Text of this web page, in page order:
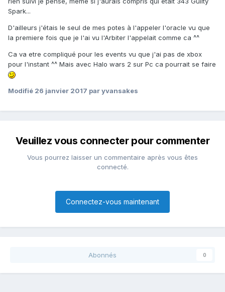
Spark...
D'ailleurs j'étais le seul de mes potes à l'appeler l'oracle vu que
la premiere fois que je l'ai vu l'Arbiter l'appelait comme ca ^^
Ca va etre compliqué pour les events vu que j'ai pas de xbox
pour l'instant ^^ Mais avec Halo wars 2 sur Pc ca pourrait se faire
Modifié 26 janvier 2017 par yvansakes
Veuillez vous connecter pour commenter
Vous pourrez laisser un commentaire après vous êtes
connecté.
Connectez-vous maintenant
Abonnés 0